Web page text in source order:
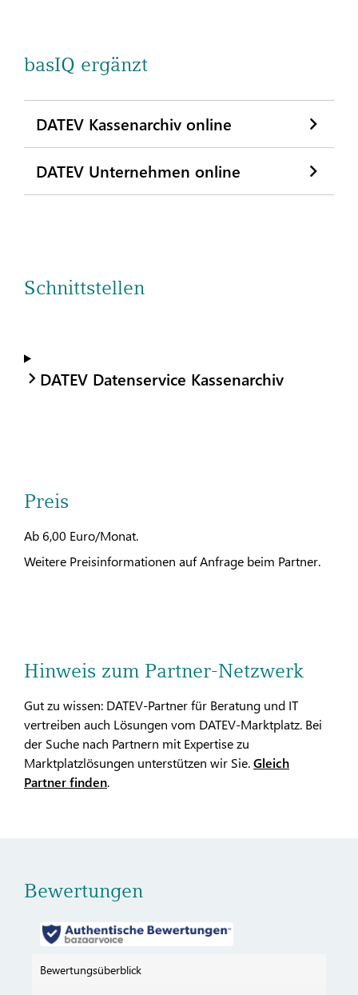
basIQ ergänzt
DATEV Kassenarchiv online
DATEV Unternehmen online
Schnittstellen
DATEV Datenservice Kassenarchiv
Preis
Ab 6,00 Euro/Monat.
Weitere Preisinformationen auf Anfrage beim Partner.
Hinweis zum Partner-Netzwerk
Gut zu wissen: DATEV-Partner für Beratung und IT
vertreiben auch Lösungen vom DATEV-Marktplatz. Bei
der Suche nach Partnern mit Expertise zu
Marktplatzlösungen unterstützen wir Sie.Gleich
Partner finden.
Bewertungen